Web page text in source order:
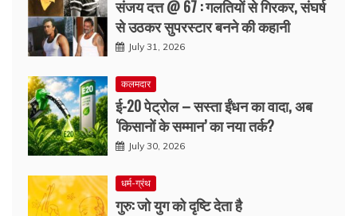
संजय दत्त @ 67 : गलतियों से गिरकर, संघर्ष
से उठकर सुपरस्टार बनने की कहानी
July 31, 2026
कलमदार
ई-20 पेट्रोल – सस्ता ईंधन का वादा, अब
‘किसानों के सम्मान’ का नया तर्क?
July 30, 2026
धर्म-ग्रंथ
गुरु: जो युग को दृष्टि देता है